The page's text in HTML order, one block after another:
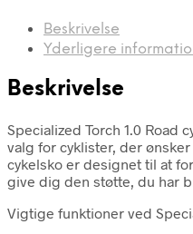
Beskrivelse
Yderligere
Beskrivelse
Specialized Torch 1.0 Road
valg for cyklister, der
cykelsko er designet til at
give dig den støtte, du har
Vigtige funktioner ved